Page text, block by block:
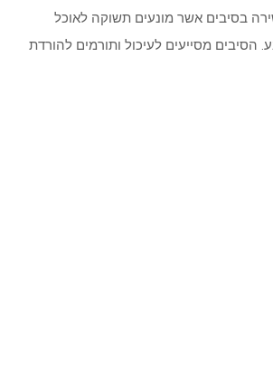
בסיבים אשר מונעים תשוקה לאוכל
הסיבים מסייעים לעיכול ותורמים להורדת